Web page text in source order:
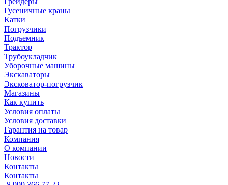
Гусеничные краны
Катки
Погрузчики
Подъемник
Трактор
Трубоукладчик
Уборочные машины
Экскаваторы
Эксковатор-погрузчик
Магазины
Как купить
Условия оплаты
Условия доставки
Гарантия на товар
Компания
О компании
Новости
Контакты
Контакты